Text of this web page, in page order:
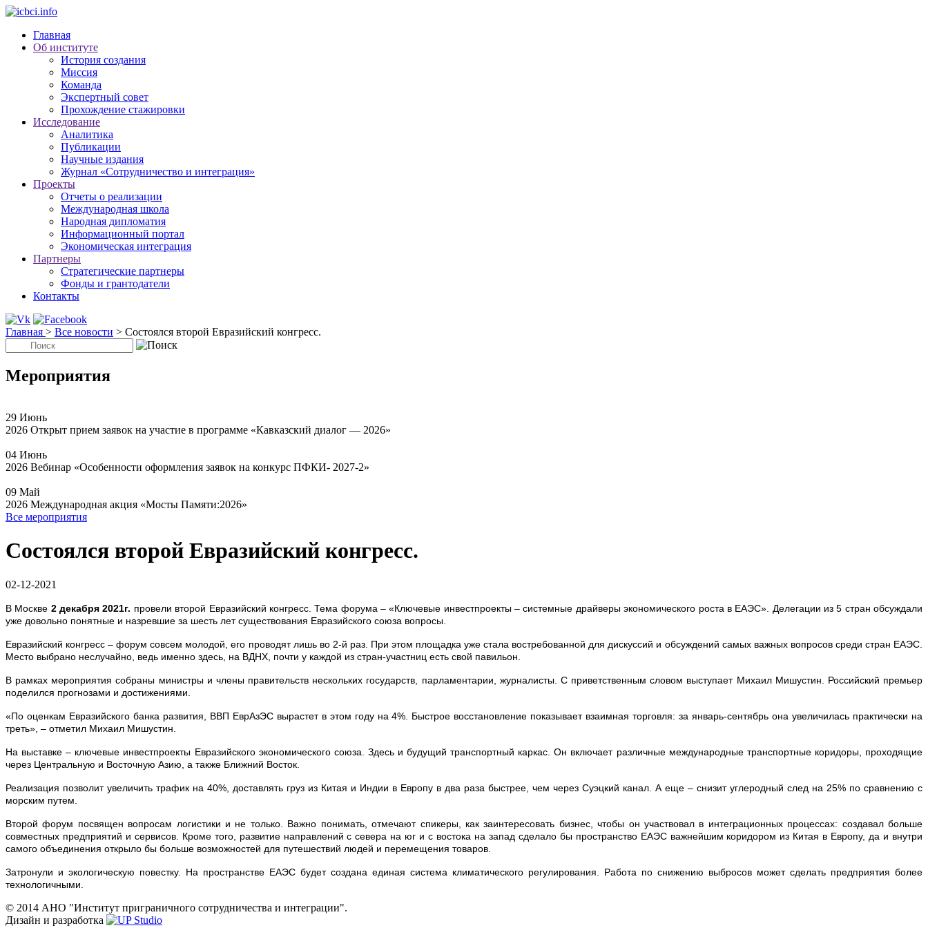
Главная
Об институте
История создания
Миссия
Команда
Экспертный совет
Прохождение стажировки
Исследование
Аналитика
Публикации
Научные издания
Журнал «Сотрудничество и интеграция»
Проекты
Отчеты о реализации
Международная школа
Народная дипломатия
Информационный портал
Экономическая интеграция
Партнеры
Стратегические партнеры
Фонды и грантодатели
Контакты
Главная > Все новости > Состоялся второй Евразийский конгресс.
Мероприятия
29 Июнь
2026 Открыт прием заявок на участие в программе «Кавказский диалог — 2026»
04 Июнь
2026 Вебинар «Особенности оформления заявок на конкурс ПФКИ- 2027-2»
09 Май
2026 Международная акция «Мосты Памяти:2026»
Все мероприятия
Состоялся второй Евразийский конгресс.
02-12-2021
В Москве 2 декабря 2021г. провели второй Евразийский конгресс. Тема форума – «Ключевые инвестпроекты – системные драйверы экономического роста в ЕАЭС». Делегации из 5 стран обсуждали
уже довольно понятные и назревшие за шесть лет существования Евразийского союза вопросы.
Евразийский конгресс – форум совсем молодой, его проводят лишь во 2-й раз. При этом площадка уже стала востребованной для дискуссий и обсуждений самых важных вопросов среди стран ЕАЭС.
Место выбрано неслучайно, ведь именно здесь, на ВДНХ, почти у каждой из стран-участниц есть свой павильон.
В рамках мероприятия собраны министры и члены правительств нескольких государств, парламентарии, журналисты. С приветственным словом выступает Михаил Мишустин. Российский премьер
поделился прогнозами и достижениями.
«По оценкам Евразийского банка развития, ВВП ЕврАзЭС вырастет в этом году на 4%. Быстрое восстановление показывает взаимная торговля: за январь-сентябрь она увеличилась практически на
треть», – отметил Михаил Мишустин.
На выставке – ключевые инвестпроекты Евразийского экономического союза. Здесь и будущий транспортный каркас. Он включает различные международные транспортные коридоры, проходящие
через Центральную и Восточную Азию, а также Ближний Восток.
Реализация позволит увеличить трафик на 40%, доставлять груз из Китая и Индии в Европу в два раза быстрее, чем через Суэцкий канал. А еще – снизит углеродный след на 25% по сравнению с
морским путем.
Второй форум посвящен вопросам логистики и не только. Важно понимать, отмечают спикеры, как заинтересовать бизнес, чтобы он участвовал в интеграционных процессах: создавал больше
совместных предприятий и сервисов. Кроме того, развитие направлений с севера на юг и с востока на запад сделало бы пространство ЕАЭС важнейшим коридором из Китая в Европу, да и внутри
самого объединения открыло бы больше возможностей для путешествий людей и перемещения товаров.
Затронули и экологическую повестку. На пространстве ЕАЭС будет создана единая система климатического регулирования. Работа по снижению выбросов может сделать предприятия более
технологичными.
© 2014 АНО "Институт приграничного сотрудничества и интеграции".
Дизайн и разработка